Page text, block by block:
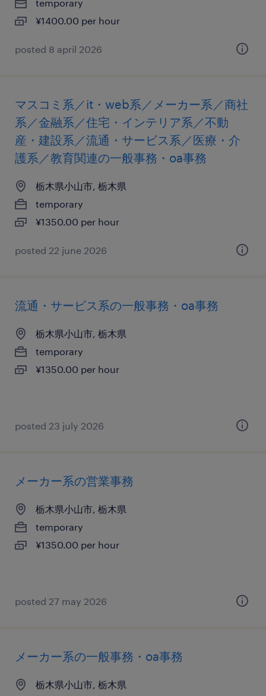
temporary
¥1400.00 per hour
posted 8 april 2026
マスコミ系／it・web系／メーカー系／商社
系／金融系／住宅・インテリア系／不動
産・建設系／流通・サービス系／医療・介
護系／教育関連の一般事務・oa事務
栃木県小山市, 栃木県
temporary
¥1350.00 per hour
posted 22 june 2026
流通・サービス系の一般事務・oa事務
栃木県小山市, 栃木県
temporary
¥1350.00 per hour
posted 23 july 2026
メーカー系の営業事務
栃木県小山市, 栃木県
temporary
¥1350.00 per hour
posted 27 may 2026
メーカー系の一般事務・oa事務
栃木県小山市, 栃木県